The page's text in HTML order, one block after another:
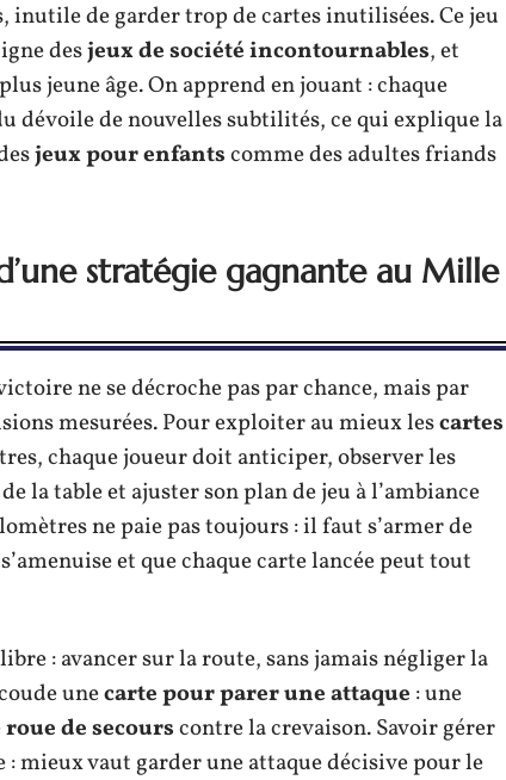
inutile de garder trop de cartes inutilisées. Ce jeu
desjeux de société incontournables, et
jeune âge. On apprend en jouant : chaque
dévoile de nouvelles subtilités, ce qui explique la
jeux pour enfantscomme des adultes friands
stratégie gagnante au Mille
ne se décroche pas par chance, mais par
mesurées. Pour exploiter au mieux lescartes
chaque joueur doit anticiper, observer les
la table et ajuster son plan de jeu à l’ambiance
ne paie pas toujours : il faut s’armer de
et que chaque carte lancée peut tout
: avancer sur la route, sans jamais négliger la
unecarte pour parer une attaque : une
roue de secourscontre la crevaison. Savoir gérer
: mieux vaut garder une attaque décisive pour le